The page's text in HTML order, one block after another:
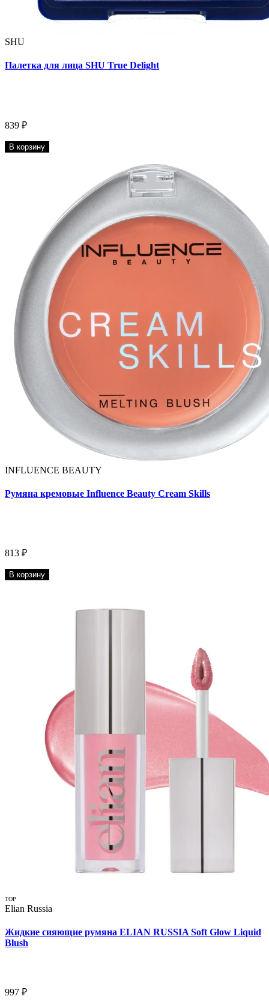
SHU
Палетка для лица SHU True Delight
839 ₽
В корзину
INFLUENCE BEAUTY
Румяна кремовые Influence Beauty Cream Skills
813 ₽
В корзину
TOP
Elian Russia
Жидкие сияющие румяна ELIAN RUSSIA Soft Glow Liquid
Blush
997 ₽